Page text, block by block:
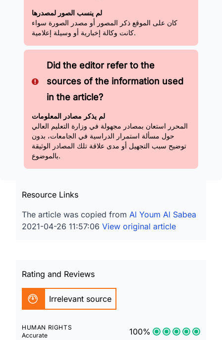
لم ينسب الصور لمصدرها
كان على الموقع ذكر المصور أو مصدر الصورة سواء
كانت وكالة إخبارية أو وسيلة إعلامية.
Did the editor refer to the
sources of the information used
in the article?
لم يذكر مصادر المعلومات
المحرر استعان بمصادر مجهولة في وزارة التعليم العالي
حول مسألة استمرار الدراسية في الجامعات، بدون
توضيح سبب التجهيل أو مدى علاقة تلك المصادر الوثيقة
بالموضوع.
Resource Links
The article was copied from Al Youm Al Sabea
2021-04-26 11:57:06 View original article
Rating and Reviews
Irrelevant source
HUMAN RIGHTS
Accurate
100%